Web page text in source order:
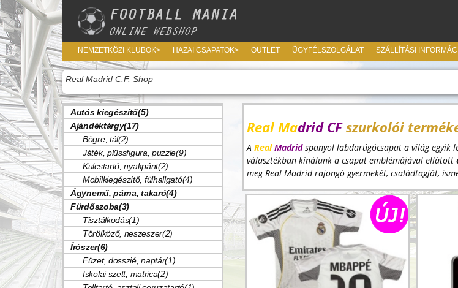
NEMZETKÖZI KLUBOK> HAZAI CSAPATOK> OUTLET ÜGYFÉLSZOLGÁLAT SZÁLLÍTÁSI
Real Madrid C.F. Shop
Autós kiegészítő(5)
Ajándéktárgy(17)
Bögre, tál(2)
Játék, plüssfigura, puzzle(9)
Kulcstartó, nyakpánt(2)
Mobilkiegészítő, fülhallgató(4)
Ágynemű, párna, takaró(4)
Fürdőszoba(3)
Tisztálkodás(1)
Törölköző, neszeszer(2)
Írószer(6)
Füzet, dosszié, naptár(1)
Iskolai szett, matrica(2)
Real Madrid CFszurkolói
A Real Madridspanyol labdarúgócsapat a világ egyik
választékban kínálunk a csapat emblémájával ellátott
meg Real Madrid rajongó gyermekét, családtagját,